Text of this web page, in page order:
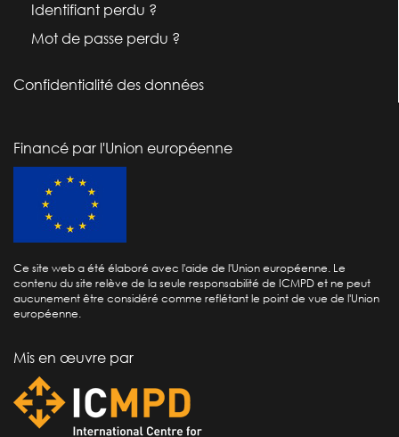
Identifiant perdu ?
Mot de passe perdu ?
Confidentialité des données
Financé par l'Union européenne
Ce site web a été élaboré avec l'aide de l'Union européenne. Le
contenu du site relève de la seule responsabilité de ICMPD et ne peut
aucunement être considéré comme reflétant le point de vue de l'Union
européenne.
Mis en œuvre par